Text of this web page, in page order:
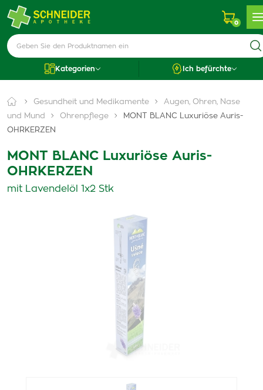
0
Kategorien Ich befürchte
Gesundheit und Medikamente
Augen, Ohren, Nase
und Mund
Ohrenpflege
MONT BLANC Luxuriöse Auris-
OHRKERZEN
MONT BLANC Luxuriöse Auris-
OHRKERZEN
mit Lavendelöl 1x2 Stk